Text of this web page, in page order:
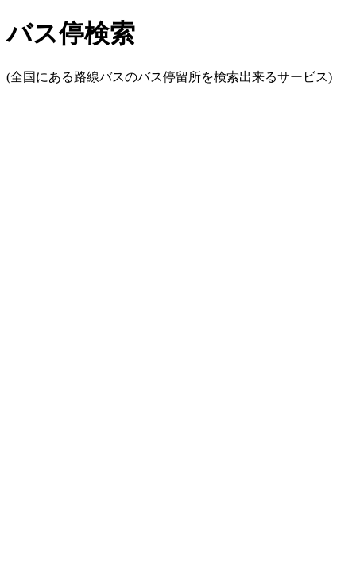
バス停検索
(全国にある路線バスのバス停留所を検索出来るサービス)